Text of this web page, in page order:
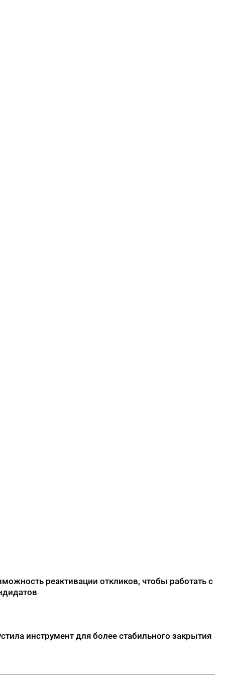
реактивации откликов, чтобы работать с
инструмент для более стабильного закрытия